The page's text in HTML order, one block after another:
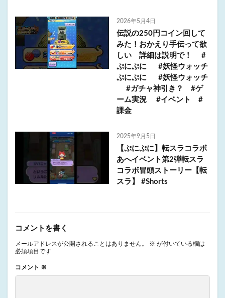
2026年5月4日
伝説の250円コイン回して
みた！おかえり手伝って欲
しい 詳細は説明で！ #
ぷにぷに #妖怪ウォッチ
ぷにぷに #妖怪ウォッチ
#ガチャ神引き？ #ゲ
ーム実況 #イベント #
課金
2025年9月5日
【ぷにぷに】転スラコラボ
あへイベント第2弾転スラ
コラボ冒頭ストーリー【転
スラ】 #Shorts
コメントを書く
メールアドレスが公開されることはありません。 ※ が付いている欄は
必須項目です
コメント ※